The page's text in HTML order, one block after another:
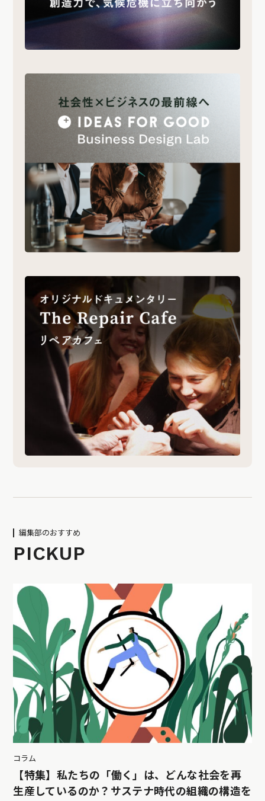
編集部のおすすめ
PICKUP
コラム
【特集】私たちの「働く」は、どんな社会を再
生産しているのか？サステナ時代の組織の構造を